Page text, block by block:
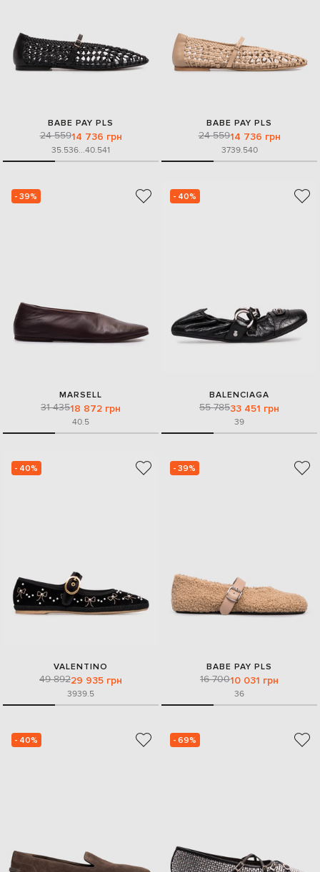
BABE PAY PLS
24 55914 736 грн
35.536...40.541
BABE PAY PLS
24 55914 736 грн
3739.540
- 39%
MARSELL
31 43518 872 грн
40.5
- 40%
BALENCIAGA
55 78533 451 грн
39
- 40%
VALENTINO
49 89229 935 грн
3939.5
- 39%
BABE PAY PLS
16 70010 031 грн
36
- 40% - 69%